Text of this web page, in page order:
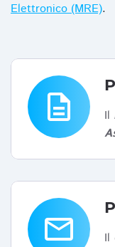
Elettronico (MRE).
description Il
email Il